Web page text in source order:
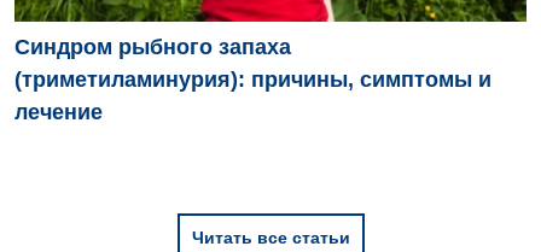
Офтальмологическое отделение
Педиатрическое отделение
Синдром рыбного запаха
(триметиламинурия): причины, симптомы и
лечение
Читать все статьи